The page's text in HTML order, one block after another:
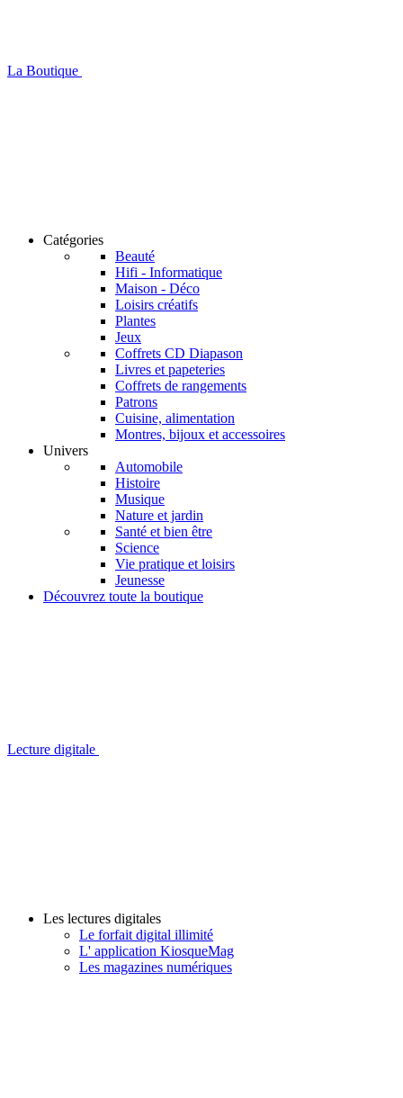
La Boutique
Catégories
Beauté
Hifi - Informatique
Maison - Déco
Loisirs créatifs
Plantes
Jeux
Coffrets CD Diapason
Livres et papeteries
Coffrets de rangements
Patrons
Cuisine, alimentation
Montres, bijoux et accessoires
Univers
Automobile
Histoire
Musique
Nature et jardin
Santé et bien être
Science
Vie pratique et loisirs
Jeunesse
Découvrez toute la boutique
Lecture digitale
Les lectures digitales
Le forfait digital illimité
L' application KiosqueMag
Les magazines numériques